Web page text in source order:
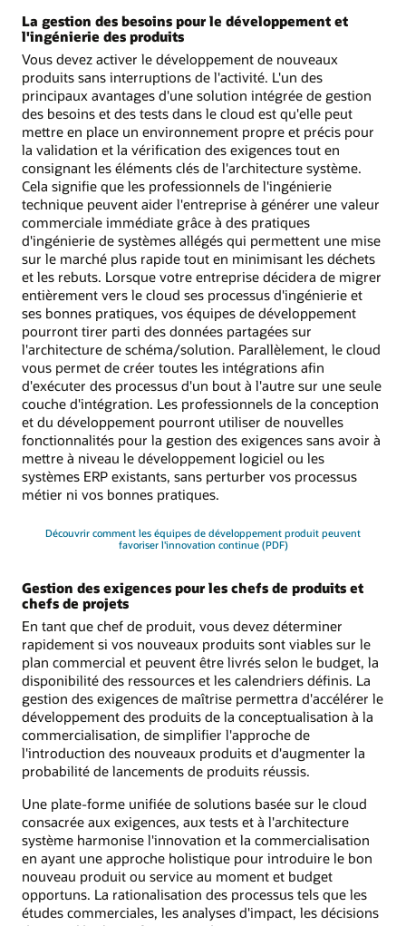
La gestion des besoins pour le développement et
l'ingénierie des produits
Vous devez activer le développement de nouveaux
produits sans interruptions de l'activité. L'un des
principaux avantages d'une solution intégrée de gestion
des besoins et des tests dans le cloud est qu'elle peut
mettre en place un environnement propre et précis pour
la validation et la vérification des exigences tout en
consignant les éléments clés de l'architecture système.
Cela signifie que les professionnels de l'ingénierie
technique peuvent aider l'entreprise à générer une valeur
commerciale immédiate grâce à des pratiques
d'ingénierie de systèmes allégés qui permettent une mise
sur le marché plus rapide tout en minimisant les déchets
et les rebuts. Lorsque votre entreprise décidera de migrer
entièrement vers le cloud ses processus d'ingénierie et
ses bonnes pratiques, vos équipes de développement
pourront tirer parti des données partagées sur
l'architecture de schéma/solution. Parallèlement, le cloud
vous permet de créer toutes les intégrations afin
d'exécuter des processus d'un bout à l'autre sur une seule
couche d'intégration. Les professionnels de la conception
et du développement pourront utiliser de nouvelles
fonctionnalités pour la gestion des exigences sans avoir à
mettre à niveau le développement logiciel ou les
systèmes ERP existants, sans perturber vos processus
métier ni vos bonnes pratiques.
Découvrir comment les équipes de développement produit peuvent
favoriser l'innovation continue (PDF)
Gestion des exigences pour les chefs de produits et
chefs de projets
En tant que chef de produit, vous devez déterminer
rapidement si vos nouveaux produits sont viables sur le
plan commercial et peuvent être livrés selon le budget, la
disponibilité des ressources et les calendriers définis. La
gestion des exigences de maîtrise permettra d'accélérer le
développement des produits de la conceptualisation à la
commercialisation, de simplifier l'approche de
l'introduction des nouveaux produits et d'augmenter la
probabilité de lancements de produits réussis.
Une plate-forme unifiée de solutions basée sur le cloud
consacrée aux exigences, aux tests et à l'architecture
système harmonise l'innovation et la commercialisation
en ayant une approche holistique pour introduire le bon
nouveau produit ou service au moment et budget
opportuns. La rationalisation des processus tels que les
études commerciales, les analyses d'impact, les décisions